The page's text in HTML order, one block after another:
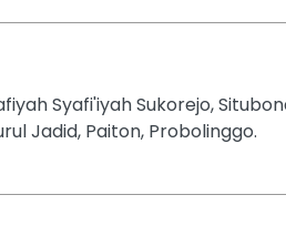
Syafi'iyah Sukorejo,
Jadid, Paiton, Probolinggo.